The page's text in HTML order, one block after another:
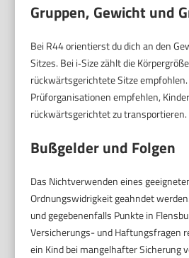
Gruppen, Gewicht und
Bei R44 orientierst du dich an den
Sitzes. Bei i‑Size zählt die
rückwärtsgerichtete Sitze
Prüforganisationen empfehlen,
rückwärtsgerichtet zu transportieren.
Bußgelder und Folgen
Das Nichtverwenden eines
Ordnungswidrigkeit geahndet
und gegebenenfalls Punkte in
Versicherungs- und Haftungsfragen
ein Kind bei mangelhafter Sicherung